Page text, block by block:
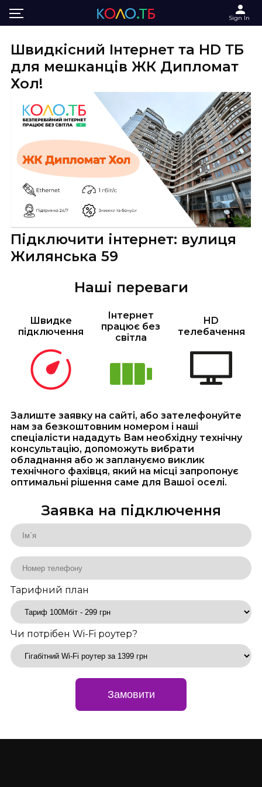
Sign In
Main Інтернет та ТБ в ЖК Дипломат Хол
Швидкісний Інтернет та HD ТБ
для мешканців ЖК Дипломат
Хол!
Підключити інтернет: вулиця
Жилянська 59
Наші переваги
Швидке
підключення
Інтернет
працює без
світла
HD
телебачення
Залиште заявку на сайті, або зателефонуйте
нам за безкоштовним номером і наші
спеціалісти нададуть Вам необхідну технічну
консультацію, допоможуть вибрати
обладнання або ж заплануємо виклик
технічного фахівця, який на місці запропонує
оптимальні рішення саме для Вашої оселі.
Заявка на підключення
Тарифний план
Чи потрібен Wi-Fi роутер?
Замовити